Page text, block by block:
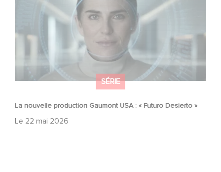
SÉRIE
La nouvelle production Gaumont USA : « Futuro Desierto »
Le 22 mai 2026